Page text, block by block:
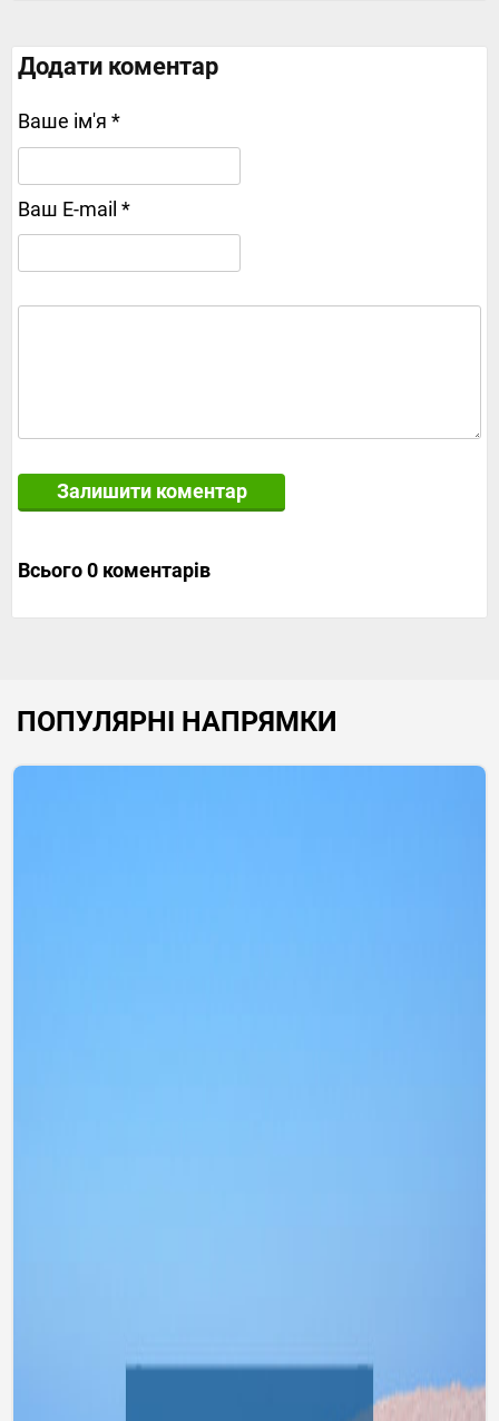
Додати коментар
Ваше ім'я *
Ваш E-mail *
Залишити коментар
Всього 0 коментарів
ПОПУЛЯРНІ НАПРЯМКИ